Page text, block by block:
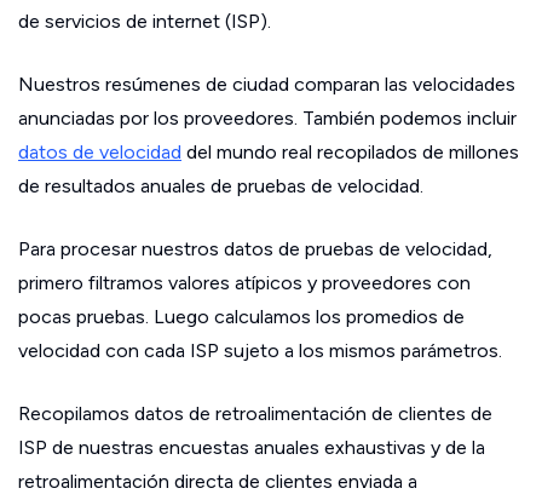
de servicios de internet (ISP).
Nuestros resúmenes de ciudad comparan las velocidades
anunciadas por los proveedores. También podemos incluir
datos de velocidad del mundo real recopilados de millones
de resultados anuales de pruebas de velocidad.
Para procesar nuestros datos de pruebas de velocidad,
primero filtramos valores atípicos y proveedores con
pocas pruebas. Luego calculamos los promedios de
velocidad con cada ISP sujeto a los mismos parámetros.
Recopilamos datos de retroalimentación de clientes de
ISP de nuestras encuestas anuales exhaustivas y de la
retroalimentación directa de clientes enviada a